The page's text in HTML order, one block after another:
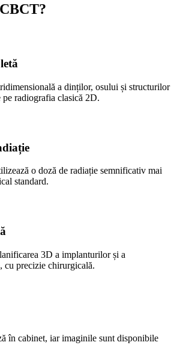
CBCT?
a dinților, osului și structurilor
radiografia clasică 2D.
o doză de radiație semnificativ mai
standard.
3D a implanturilor și a
cu precizie chirurgicală.
în cabinet, iar imaginile sunt disponibile